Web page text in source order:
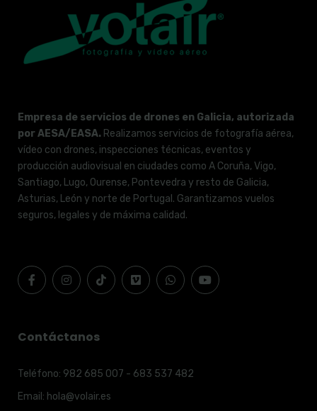
Empresa de servicios de drones en Galicia, autorizada
por AESA/EASA. Realizamos servicios de fotografía aérea,
vídeo con drones, inspecciones técnicas, eventos y
producción audiovisual en ciudades como A Coruña, Vigo,
Santiago, Lugo, Ourense, Pontevedra y resto de Galicia,
Asturias, León y norte de Portugal. Garantizamos vuelos
seguros, legales y de máxima calidad.
Contáctanos
Teléfono: 982 685 007 - 683 537 482
Email: hola@volair.es